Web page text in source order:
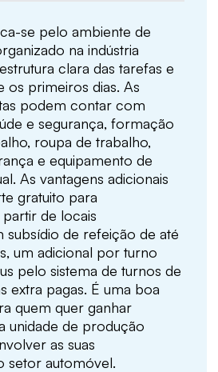
se pelo ambiente de
na indústria
clara das tarefas e
os primeiros dias. As
podem contar com
e segurança, formação
roupa de trabalho,
e equipamento de
As vantagens adicionais
gratuito para
de locais
subsídio de refeição de até
um adicional por turno
pelo sistema de turnos de
extra pagas. É uma boa
quem quer ganhar
unidade de produção
as suas
setor automóvel.